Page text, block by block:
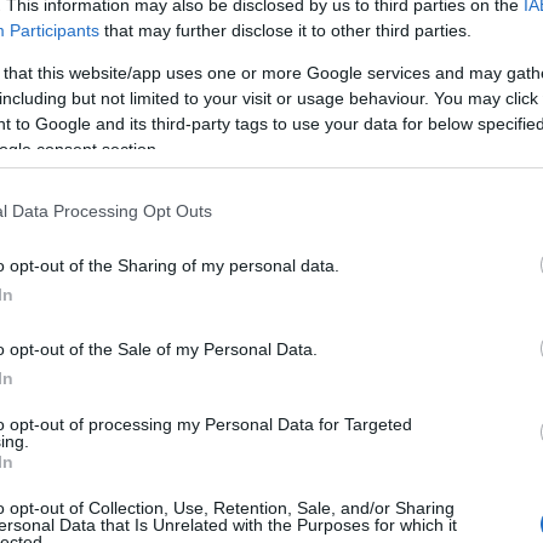
This information may also be disclosed by us to third parties on the
Participants that may further disclose it to other third parties.
that this website/app uses one or more Google services and may
but not limited to your visit or usage behaviour. You may
to Google and its third-party tags to use your data for below
consent section.
Data Processing Opt Outs
opt-out of the Sharing of my personal data.
opt-out of the Sale of my Personal Data.
opt-out of processing my Personal Data for Targeted
opt-out of Collection, Use, Retention, Sale, and/or Sharing
Data that Is Unrelated with the Purposes for which it
règne, les programmes d’investissement à haut
investisseurs en quête de profits rapides. Ces
parfois jusqu’à
coûter cher à ceux qui ne prennent pas le
investissements.
personnelle
observé comment les cycles économiques
promettant des rendements élevés pour compenser
dans le secteur savent que les promesses de gains
exponentiels. L’analyse de programmes comme les